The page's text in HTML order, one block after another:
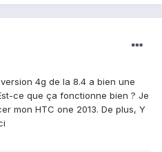
4g de la 8.4 a bien une
ce que ça fonctionne bien ? Je
mon HTC one 2013. De plus, Y